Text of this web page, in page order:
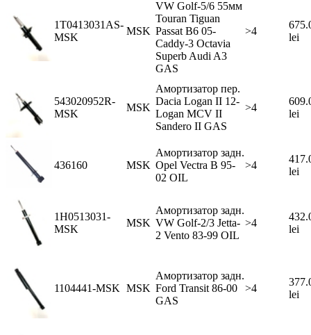
1T0413031AS-
MSK
MSK
VW Golf-5/6 55мм
Touran Tiguan
Passat B6 05-
Caddy-3 Octavia
Superb Audi A3
GAS
>4
lei
543020952R-
MSK
MSK
Амортизатор пер.
Dacia Logan II 12-
Logan MCV II
Sandero II GAS
>4
lei
436160 MSK
Амортизатор задн.
Opel Vectra B 95-
02 OIL
>4
lei
1H0513031-
MSK
MSK
Амортизатор задн.
VW Golf-2/3 Jetta-
2 Vento 83-99 OIL
>4
lei
1104441-MSK MSK
Амортизатор задн.
Ford Transit 86-00
GAS
>4
lei